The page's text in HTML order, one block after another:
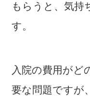
もらうと、気持
す。
入院の費用がど
要な問題ですが